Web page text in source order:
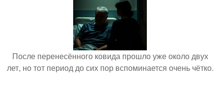
После перенесённого ковида прошло уже около двух
лет, но тот период до сих пор вспоминается очень чётко.